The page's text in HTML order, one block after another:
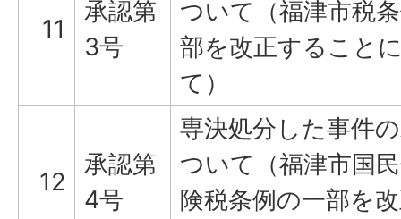
11
承認第
3号
ついて（福津市税
部を改正すること
て）
12
承認第
4号
専決処分した事件
ついて（福津市国
険税条例の一部を